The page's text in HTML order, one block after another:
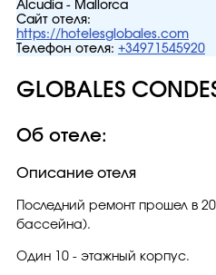
Alcudia - Mallorca
Сайт отеля:
https://hotelesglobales.com
Телефон отеля: +34971545920
GLOBALES
Об отеле:
Описание отеля
Последний ремонт прошел в
бассейна).
Один 10 - этажный корпус.